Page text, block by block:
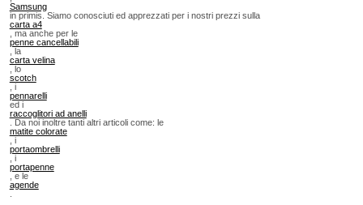
Samsung
in primis. Siamo conosciuti ed apprezzati per i nostri prezzi sulla
carta a4
, ma anche per le
penne cancellabili
, la
carta velina
, lo
scotch
, i
pennarelli
ed i
raccoglitori ad anelli
. Da noi inoltre tanti altri articoli come: le
matite colorate
, i
portaombrelli
, i
portapenne
, e le
agende